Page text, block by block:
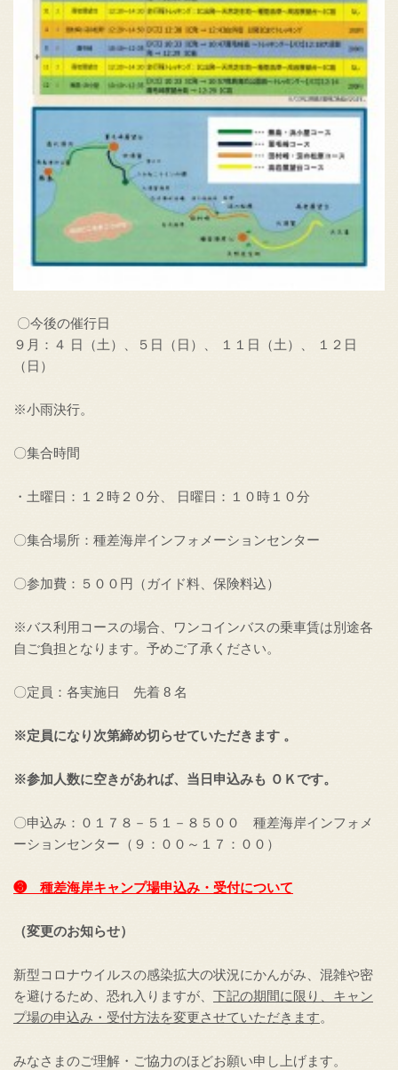
〇今後の催行日
９月：４ 日（土）、５日（日）、 １１日（土）、 １２日
（日）
※小雨決行。
〇集合時間
・土曜日：１２時２０分、 日曜日：１０時１０分
〇集合場所：種差海岸インフォメーションセンター
〇参加費：５００円（ガイド料、保険料込）
※バス利用コースの場合、ワンコインバスの乗車賃は別途各
自ご負担となります。予めご了承ください。
〇定員：各実施日 先着 8 名
※定員になり次第締め切らせていただきます 。
※参加人数に空きがあれば、当日申込みも ＯＫです。
〇申込み：０１７８－５１－８５００ 種差海岸インフォメ
ーションセンター（９：００～１７：００）
❸ 種差海岸キャンプ場申込み・受付について
（変更のお知らせ）
新型コロナウイルスの感染拡大の状況にかんがみ、混雑や密
を避けるため、恐れ入りますが、 下記の期間に限り、キャン
プ場の申込み・受付方法を変更させていただきます。
みなさまのご理解・ご協力のほどお願い申し上げます。